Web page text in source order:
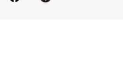
がございます。